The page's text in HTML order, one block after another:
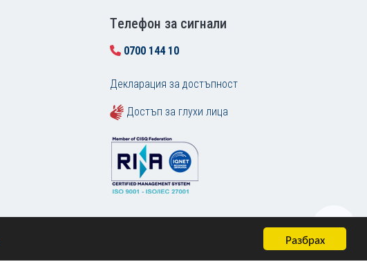
Разбрах
Tелефон за сигнали
0700 144 10
Декларация за достъпност
Достъп за глухи лица